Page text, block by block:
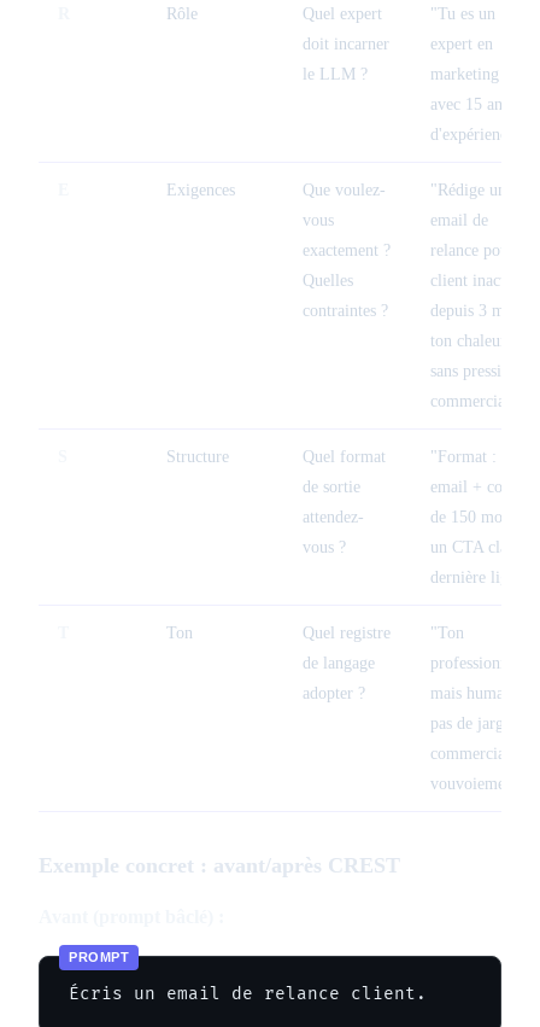
Rôle
Quel expert
doit incarner
le LLM ?
"Tu es un
expert en
marketing B2B
avec 15 ans
d'expérience..."
Exigences
Que voulez-
vous
exactement ?
Quelles
contraintes ?
"Rédige un
email de
relance pour un
client inactif
depuis 3 mois,
ton chaleureux,
sans pression
commerciale..."
Structure
Quel format
de sortie
attendez-
vous ?
"Format : objet
email + corps
de 150 mots +
un CTA clair en
dernière ligne"
Ton
Quel registre
de langage
adopter ?
"Ton
professionnel
mais humain,
pas de jargon
commercial,
vouvoiement"
Exemple concret : avant/après CREST
Écris un email de relance client.